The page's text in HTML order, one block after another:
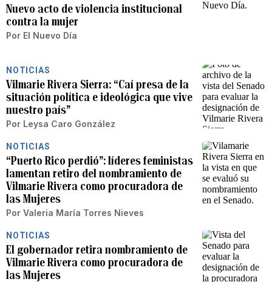
Nuevo acto de violencia institucional
contra la mujer
Por El Nuevo Día
NOTICIAS
Vilmarie Rivera Sierra: “Caí presa de la
situación política e ideológica que vive
nuestro país”
Por Leysa Caro González
NOTICIAS
“Puerto Rico perdió”: líderes feministas
lamentan retiro del nombramiento de
Vilmarie Rivera como procuradora de
las Mujeres
Por Valeria María Torres Nieves
NOTICIAS
El gobernador retira nombramiento de
Vilmarie Rivera como procuradora de
las Mujeres